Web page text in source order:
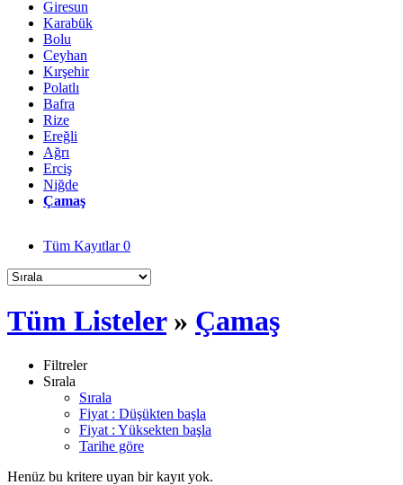
Giresun
Karabük
Bolu
Ceyhan
Kırşehir
Polatlı
Bafra
Rize
Ereğli
Ağrı
Erciş
Niğde
Çamaş
Tüm Kayıtlar0
Tüm Listeler» Çamaş
Filtreler
Sırala
Sırala
Fiyat : Düşükten başla
Fiyat : Yüksekten başla
Tarihe göre
Henüz bu kritere uyan bir kayıt yok.